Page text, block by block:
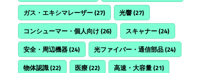
ガス・エキシマレーザー(27) 光響(27)
コンシューマー・個人向け(26) スキャナー(24)
安全・周辺機器(24) 光ファイバー・通信部品(24)
物体認識(22) 医療(22) 高速・大容量(21)